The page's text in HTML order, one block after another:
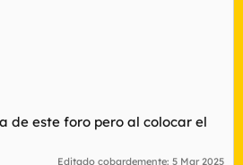
de este foro pero al colocar el
Editado cobardemente: 5 Mar 2025